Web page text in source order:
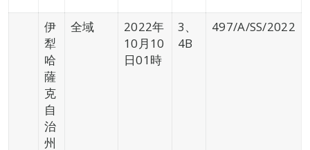
伊
犁
哈
薩
克
自
治
州
全域
2022年
10月10
日01時
3、
4B
497/A/SS/2022